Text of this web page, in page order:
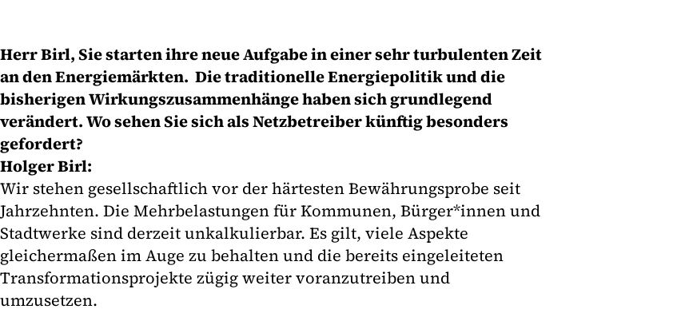
Herr Birl, Sie starten ihre neue Aufgabe in einer sehr turbulenten Zeit
an den Energiemärkten. Die traditionelle Energiepolitik und die
bisherigen Wirkungszusammenhänge haben sich grundlegend
verändert. Wo sehen Sie sich als Netzbetreiber künftig besonders
gefordert?
Holger Birl:
Wir stehen gesellschaftlich vor der härtesten Bewährungsprobe seit
Jahrzehnten. Die Mehrbelastungen für Kommunen, Bürger*innen und
Stadtwerke sind derzeit unkalkulierbar. Es gilt, viele Aspekte
gleichermaßen im Auge zu behalten und die bereits eingeleiteten
Transformationsprojekte zügig weiter voranzutreiben und
umzusetzen.